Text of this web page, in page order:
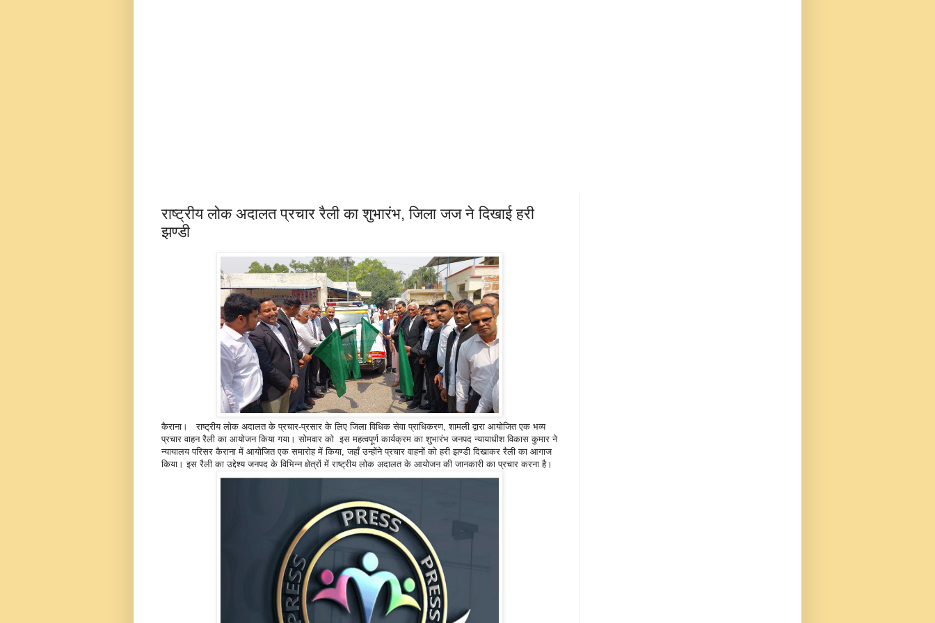
राष्ट्रीय लोक अदालत प्रचार रैली का शुभारंभ, जिला जज ने दिखाई हरी
झण्डी
कैराना। राष्ट्रीय लोक अदालत के प्रचार-प्रसार के लिए जिला विधिक सेवा प्राधिकरण, शामली द्वारा आयोजित एक भव्य
प्रचार वाहन रैली का आयोजन किया गया। सोमवार को इस महत्वपूर्ण कार्यक्रम का शुभारंभ जनपद न्यायाधीश विकास कुमार ने
न्यायालय परिसर कैराना में आयोजित एक समारोह में किया, जहाँ उन्होंने प्रचार वाहनों को हरी झण्डी दिखाकर रैली का आगाज
किया। इस रैली का उद्देश्य जनपद के विभिन्न क्षेत्रों में राष्ट्रीय लोक अदालत के आयोजन की जानकारी का प्रचार करना है।